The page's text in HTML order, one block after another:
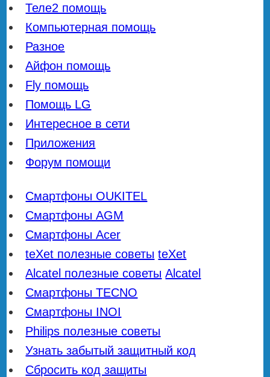
Теле2 помощь
Компьютерная помощь
Разное
Айфон помощь
Fly помощь
Помощь LG
Интересное в сети
Приложения
Форум помощи
Смартфоны OUKITEL
Смартфоны AGM
Смартфоны Acer
teXet полезные советы teXet
Alcatel полезные советы Alcatel
Смартфоны TECNO
Смартфоны INOI
Philips полезные советы
Узнать забытый защитный код
Сбросить код защиты